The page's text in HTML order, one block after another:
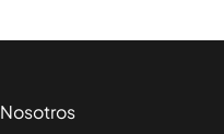
Nosotros